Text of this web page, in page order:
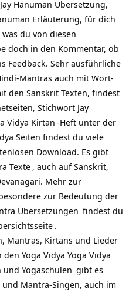
Hanuman Übersetzung,
Erläuterung, für dich
du von diesen
doch in den Kommentar, ob
Feedback. Sehr ausführliche
Mantras auch mit Wort-
den Sanskrit Texten, findest
Stichwort Jay
Vidya Kirtan -Heft unter der
Seiten findest du viele
Download. Es gibt
Texte, auch auf Sanskrit,
Mehr zur
zur Bedeutung der
Übersetzungen findest du
.
Mantras, Kirtans und Lieder
Yoga Vidya Yoga Vidya
und Yogaschulen gibt es
Mantra-Singen, auch im